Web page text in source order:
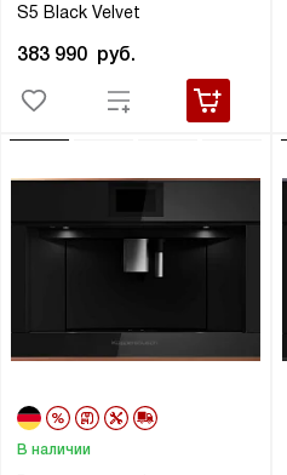
S5 Black Velvet
383 990 руб.
В наличии